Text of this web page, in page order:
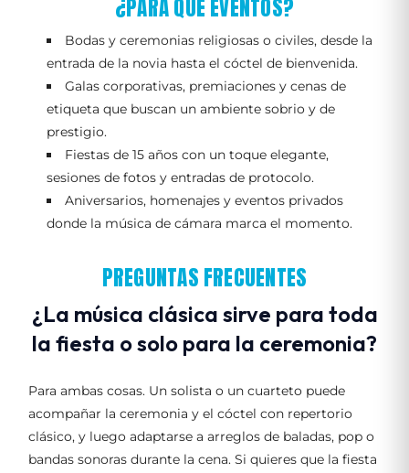
¿PARA QUÉ EVENTOS?
Bodas y ceremonias religiosas o civiles, desde la
entrada de la novia hasta el cóctel de bienvenida.
Galas corporativas, premiaciones y cenas de
etiqueta que buscan un ambiente sobrio y de
prestigio.
Fiestas de 15 años con un toque elegante,
sesiones de fotos y entradas de protocolo.
Aniversarios, homenajes y eventos privados
donde la música de cámara marca el momento.
PREGUNTAS FRECUENTES
¿La música clásica sirve para toda
la fiesta o solo para la ceremonia?
Para ambas cosas. Un solista o un cuarteto puede
acompañar la ceremonia y el cóctel con repertorio
clásico, y luego adaptarse a arreglos de baladas, pop o
bandas sonoras durante la cena. Si quieres que la fiesta